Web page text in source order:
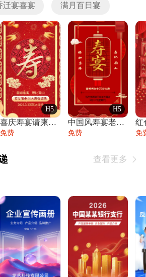
迁宴喜宴 满月百日宴
H5
喜庆寿宴请柬老人生日宴会邀请函请柬过大寿
免费
H5
中国风寿宴老人生日宴会邀请函寿宴请帖请柬
免费 免
查看更多 